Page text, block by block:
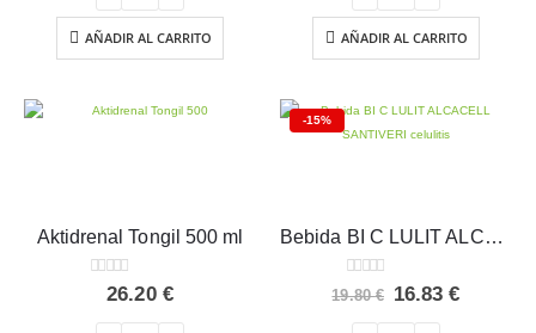
AÑADIR AL CARRITO AÑADIR AL CARRITO
Aktidrenal Tongil 500 ml
out of 5
26.20 €
-15%
Bebida BI C LULIT ALCACELL SANTIVERI celulitis
0 out of 5
19.80€ El
16.83€El